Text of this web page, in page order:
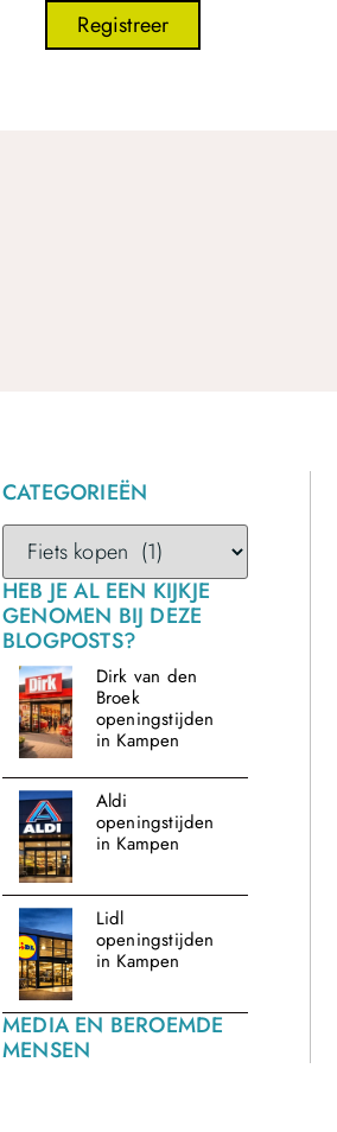
Registreer
CATEGORIEËN
HEB JE AL EEN KIJKJE
GENOMEN BIJ DEZE
BLOGPOSTS?
Dirk van den
Broek
openingstijden
in Kampen
Aldi
openingstijden
in Kampen
Lidl
openingstijden
in Kampen
MEDIA EN BEROEMDE
MENSEN